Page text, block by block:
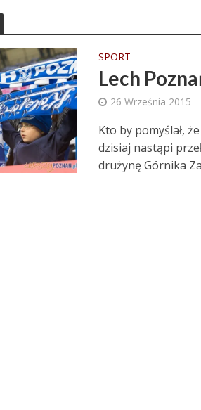
SPORT
Lech
26 Września 2015
Kto by pomyślał,
dzisiaj nastąpi
drużynę Górnika